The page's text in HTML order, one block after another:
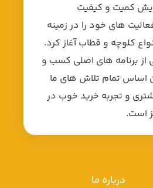
درباره ما
کمیت و کیفیت
های خود را در زمینه
کلوچه و قطاب آغاز کرد.
برنامه های اصلی کسب و
اساس تمام تلاش های ما
و تجربه خرید خوب در
است.